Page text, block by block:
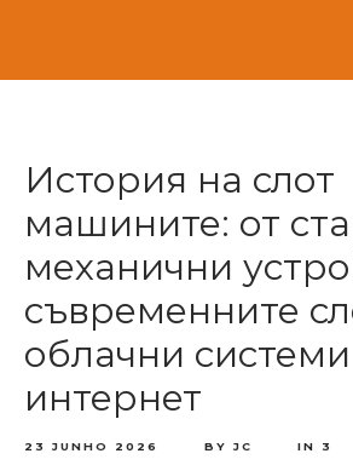
История на слот
машините: от
механични
съвременните
облачни
интернет
23 JUNHO 2026 BY JC IN 3